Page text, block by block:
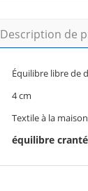
Description de
Équilibre libre de
4 cm
Textile à la
équilibre